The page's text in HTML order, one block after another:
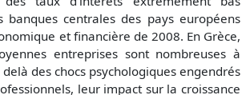
banques centrales des pays européens
et financière de 2008. En Grèce,
entreprises sont nombreuses à
des chocs psychologiques engendrés
leur impact sur la croissance